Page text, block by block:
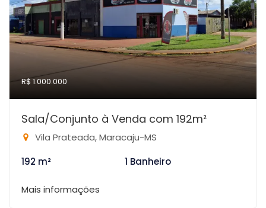
R$ 1.000.000
Sala/Conjunto à Venda com 192m²
Vila Prateada, Maracaju-MS
192 m²
1 Banheiro
Mais informações